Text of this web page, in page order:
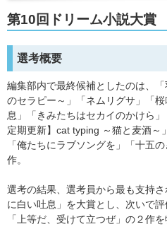
第10回ドリーム小説大賞
選考概要
編集部内で最終候補としたのは、
のセラピー～」「ネムリグサ」「
息」「きみたちはセカイのかけら
定期更新】cat typing ～猫と麦酒～
「俺たちにラブソングを」「十五
作。
選考の結果、選考員から最も支持
に白い吐息」を大賞とし、次いで
「上等だ、受けて立つぜ」の２作